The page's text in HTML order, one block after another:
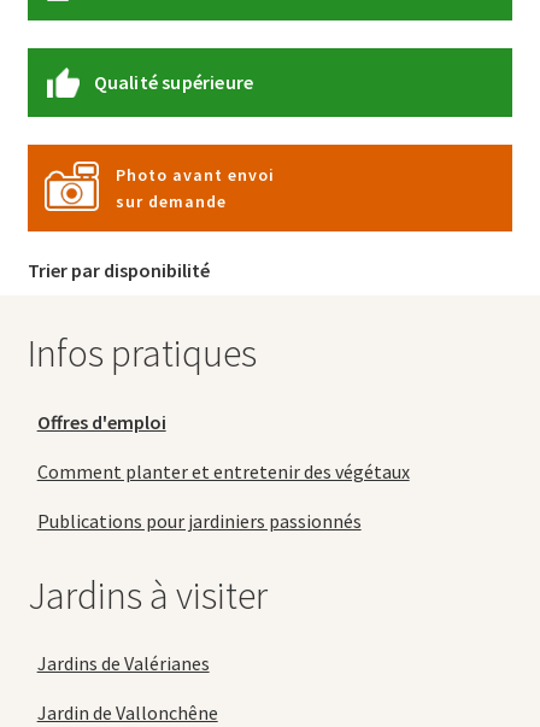
Qualité supérieure
Photo avant envoi
sur demande
Trier par disponibilité
Infos pratiques
Offres d'emploi
Comment planter et entretenir des végétaux
Publications pour jardiniers passionnés
Jardins à visiter
Jardins de Valérianes
Jardin de Vallonchêne